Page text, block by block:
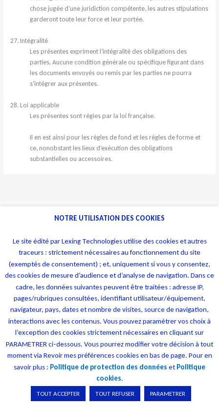
chose jugée d’une juridiction compétente, les autres stipulations
garderont toute leur force et leur portée.
27. Intégralité
Les présentes expriment l’intégralité des obligations des
parties. Aucune condition générale ou spécifique figurant dans
les documents envoyés ou remis par les parties ne pourra
s’intégrer aux présentes.
28. Loi applicable
Les présentes sont régies par la loi française.
Il en est ainsi pour les règles de fond et les règles de forme et
ce, nonobstant les lieux d’exécution des obligations
substantielles ou accessoires.
Informations
Conditions générales de
certification DPO
consommateur
Conditions générales de
certification DPO
Navigation
Chatbots
Conformité RGPD
Contrats intelligents
Contract management
NOTRE UTILISATION DES COOKIES
Le site édité par Lexing Technologies utilise des cookies et autres
traceurs : strictement nécessaires au fonctionnement du site
(exemptés de consentement) ; et, uniquement si vous y consentez,
des cookies de mesure d’audience et d’analyse de navigation. Dans ce
cadre, les données suivantes peuvent être traitées : adresse IP,
pages/rubriques consultées, identifiant utilisateur/équipement,
navigateur, pays, dates et nombre de visites, source de navigation,
interactions avec les contenus. Vous pouvez paramétrer vos choix à
l’exception des cookies strictement nécessaires en cliquant sur
PARAMETRER ci-dessous. Vous pourrez modifier votre décision à tout
moment via Revoir mes préférences cookies en bas de page. Pour en
savoir plus : Politique de protection des données et Politique
cookies.
TOUT ACCEPTER TOUT REFUSER PARAMETRER